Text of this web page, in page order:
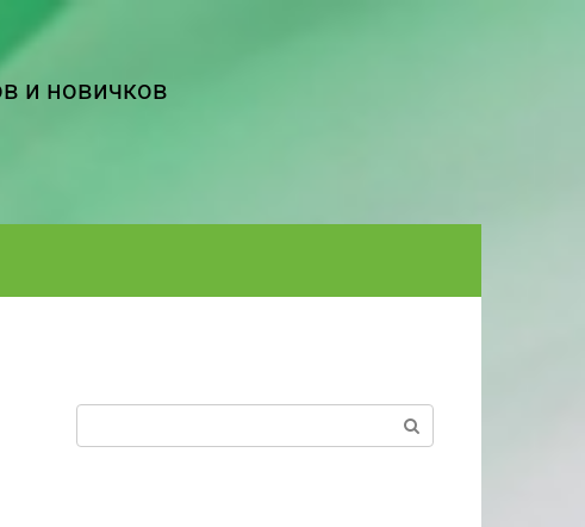
и новичков